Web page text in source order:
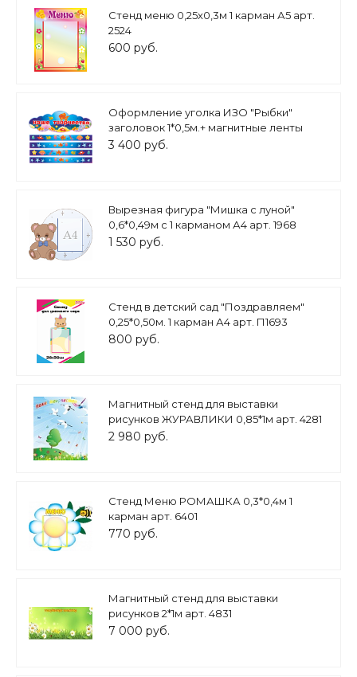
Стенд меню 0,25х0,3м 1 карман А5 арт.
2524
600 руб.
Оформление уголка ИЗО "Рыбки"
заголовок 1*0,5м.+ магнитные ленты
1*0,1м. 4шт. Арт. МАГ1285
3 400 руб.
Вырезная фигура "Мишка с луной"
0,6*0,49м с 1 карманом А4 арт. 1968
1 530 руб.
Стенд в детский сад "Поздравляем"
0,25*0,50м. 1 карман А4 арт. П1693
800 руб.
Магнитный стенд для выставки
рисунков ЖУРАВЛИКИ 0,85*1м арт. 4281
2 980 руб.
Стенд Меню РОМАШКА 0,3*0,4м 1
карман арт. 6401
770 руб.
Магнитный стенд для выставки
рисунков 2*1м арт. 4831
7 000 руб.